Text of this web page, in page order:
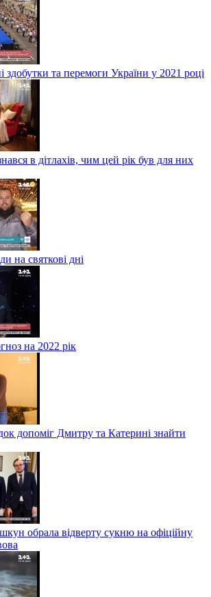
здобутки та перемоги України у 2021 році
в дітлахів, чим цей рік був для них
на святкові дні
на 2022 рік
допоміг Дмитру та Катерині знайти
обрала відверту сукню на офіційну